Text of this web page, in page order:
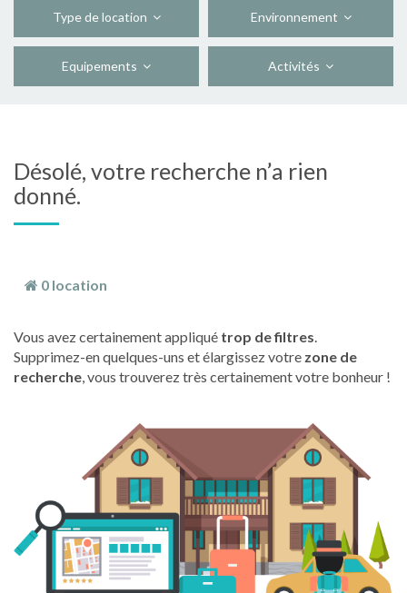
Type de location Environnement
Equipements Activités
Désolé, votre recherche n’a rien
donné.
0 location
Vous avez certainement appliqué trop de filtres.
Supprimez-en quelques-uns et élargissez votre zone de
recherche, vous trouverez très certainement votre bonheur !